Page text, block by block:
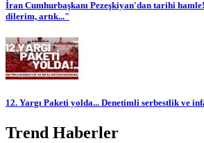
İran Cumhurbaşkanı Pezeşkiyan'dan tarihi
dilerim, artık..."
12. Yargı Paketi yolda... Denetimli serbestlik ve
Trend Haberler